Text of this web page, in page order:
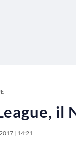
il
| 14:21